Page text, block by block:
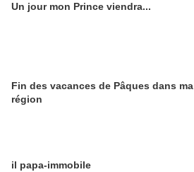
Un jour mon Prince viendra...
Fin des vacances de Pâques dans ma
région
il papa-immobile